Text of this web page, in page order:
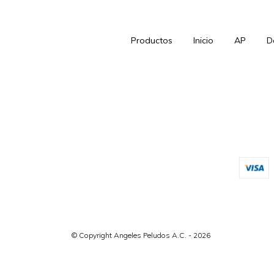
Productos Inicio AP
© Copyright Angeles Peludos A.C. - 2026